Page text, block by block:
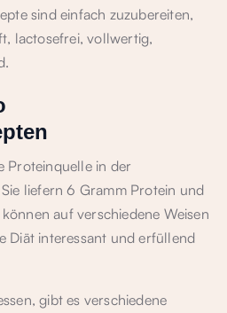
sind einfach zuzubereiten,
lactosefrei, vollwertig,
Proteinquelle in der
liefern 6 Gramm Protein und
auf verschiedene Weisen
Diät interessant und erfüllend
gibt es verschiedene